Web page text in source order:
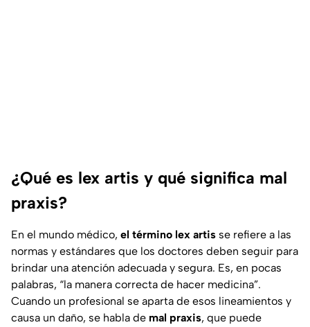
¿Qué es lex artis y qué significa mal
praxis?
En el mundo médico, el término lex artis se refiere a las
normas y estándares que los doctores deben seguir para
brindar una atención adecuada y segura. Es, en pocas
palabras, “la manera correcta de hacer medicina”.
Cuando un profesional se aparta de esos lineamientos y
causa un daño, se habla de mal praxis, que puede